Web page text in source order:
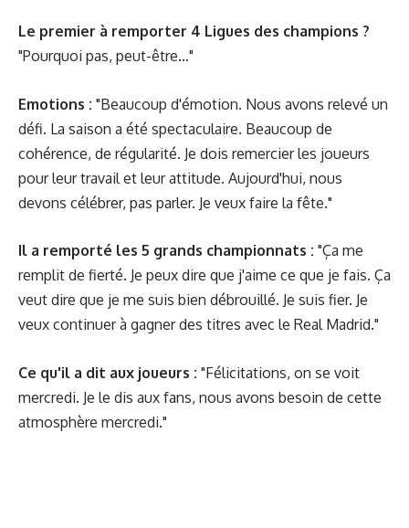
Le premier à remporter 4 Ligues des champions ?
"Pourquoi pas, peut-être…"
Emotions : "Beaucoup d'émotion. Nous avons relevé un
défi. La saison a été spectaculaire. Beaucoup de
cohérence, de régularité. Je dois remercier les joueurs
pour leur travail et leur attitude. Aujourd'hui, nous
devons célébrer, pas parler. Je veux faire la fête."
Il a remporté les 5 grands championnats : "Ça me
remplit de fierté. Je peux dire que j'aime ce que je fais. Ça
veut dire que je me suis bien débrouillé. Je suis fier. Je
veux continuer à gagner des titres avec le Real Madrid."
Ce qu'il a dit aux joueurs : "Félicitations, on se voit
mercredi. Je le dis aux fans, nous avons besoin de cette
atmosphère mercredi."